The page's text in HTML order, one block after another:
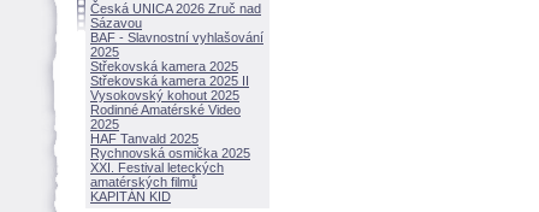
Česká UNICA 2026 Zruč nad
Sázavou
BAF - Slavnostní vyhlašování
2025
Střekovská kamera 2025
Střekovská kamera 2025 II
Vysokovský kohout 2025
Rodinné Amatérské Video
2025
HAF Tanvald 2025
Rychnovská osmička 2025
XXI. Festival leteckých
amatérských filmů
KAPITÁN KID